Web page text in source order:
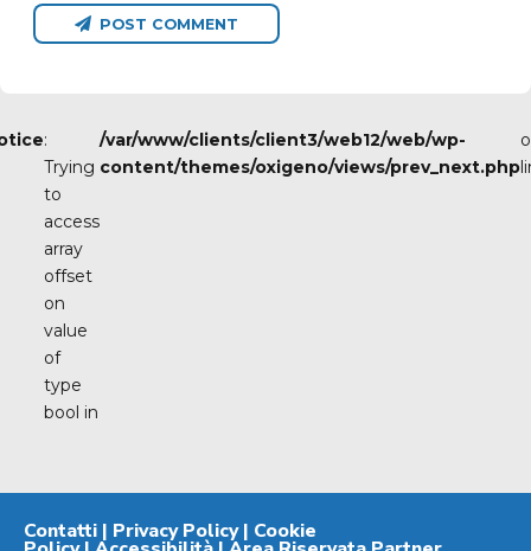
POST COMMENT
:
Trying
to
access
array
offset
on
value
of
type
bool in
/var/www/clients/client3/web12/web/wp-
content/themes/oxigeno/views/prev_next.php
Contatti | Privacy Policy| Cookie